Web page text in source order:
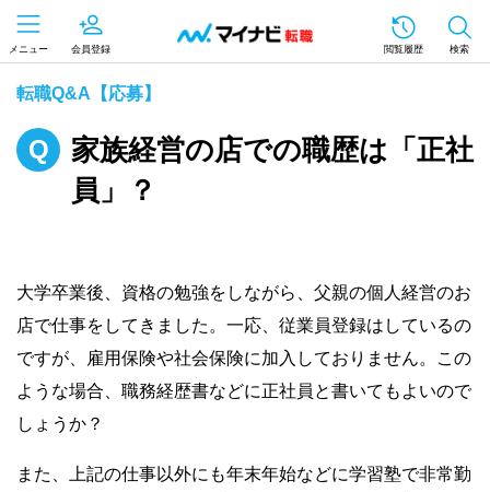
メニュー 会員登録 閲覧履歴 検索
転職Q&A【応募】
家族経営の店での職歴は「正社
員」？
大学卒業後、資格の勉強をしながら、父親の個人経営のお
店で仕事をしてきました。一応、従業員登録はしているの
ですが、雇用保険や社会保険に加入しておりません。この
ような場合、職務経歴書などに正社員と書いてもよいので
しょうか？
また、上記の仕事以外にも年末年始などに学習塾で非常勤